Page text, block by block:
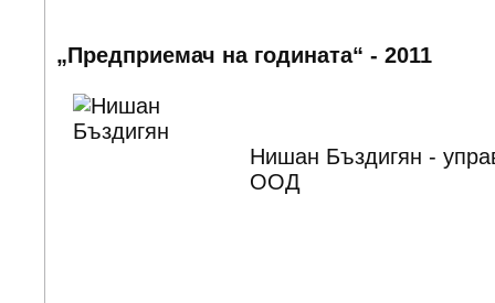
„Предприемач на годината“ - 2011
Нишан Бъздигян -
ООД